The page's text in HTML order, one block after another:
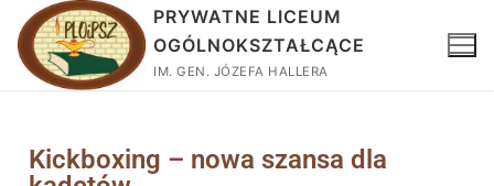
PRYWATNE LICEUM
OGÓLNOKSZTAŁCĄCE
IM. GEN. JÓZEFA HALLERA
Kickboxing – nowa szansa dla